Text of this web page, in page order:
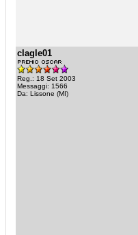
clagle01
Reg.: 18 Set 2003
Messaggi: 1566
Da: Lissone (MI)